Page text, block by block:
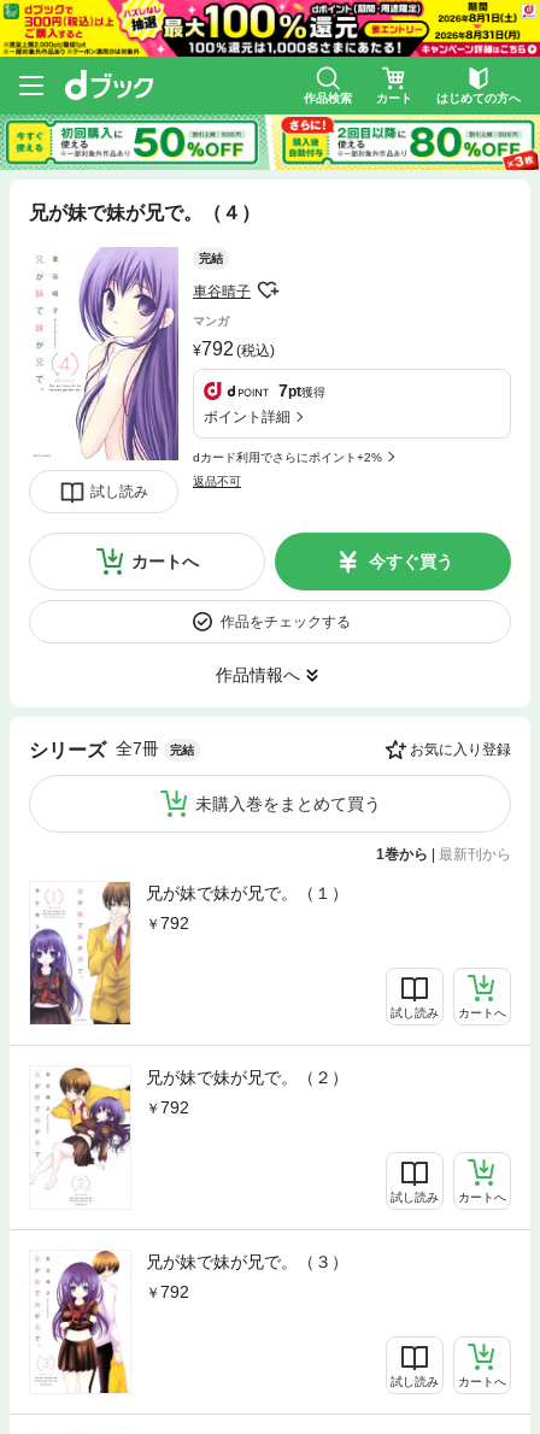
作品検索 カート はじめての方へ
兄が妹で妹が兄で。（４）
試し読み
完結
車谷晴子
マンガ
792 (税込)
7pt獲得
ポイント詳細
dカード利用でさらにポイント+2%
返品不可
カートへ 今すぐ買う
作品をチェックする
作品情報へ
シリーズ 全7冊 完結 お気に入り登録
未購入巻をまとめて買う
1巻から | 最新刊から
兄が妹で妹が兄で。（１）
792
試し読み カートへ
兄が妹で妹が兄で。（２）
792
試し読み カートへ
兄が妹で妹が兄で。（３）
792
試し読み カートへ